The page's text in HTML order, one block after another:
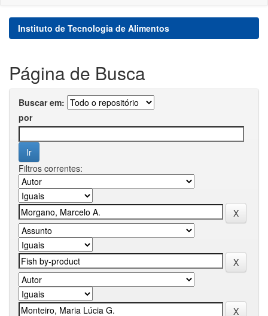
Instituto de Tecnologia de Alimentos
Página de Busca
Buscar em:
por
Filtros correntes: